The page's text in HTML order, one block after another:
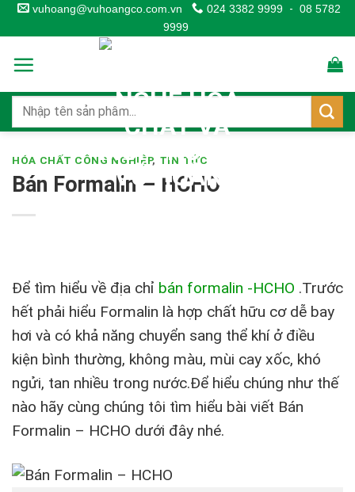
Skip
to
content
vuhoang@vuhoangco.com.vn 024 3382 9999 - 08 5782
9999
HÓA CHẤT CÔNG NGHIỆP, TIN TỨC
Bán Formalin – HCHO
Để tìm hiểu về địa chỉ bán formalin -HCHO .Trước
hết phải hiểu Formalin là hợp chất hữu cơ dễ bay
hơi và có khả năng chuyển sang thể khí ở điều
kiện bình thường, không màu, mùi cay xốc, khó
ngửi, tan nhiều trong nước.Để hiểu chúng như thế
nào hãy cùng chúng tôi tìm hiểu bài viết Bán
Formalin – HCHO dưới đây nhé.